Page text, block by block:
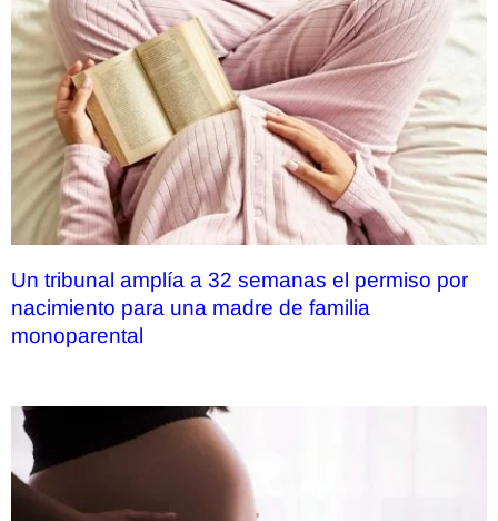
Un tribunal amplía a 32 semanas el permiso por
nacimiento para una madre de familia
monoparental